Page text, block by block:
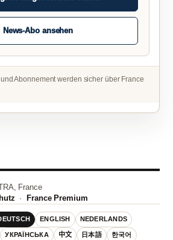
News-Abo ansehen
Abonnement werden sicher über France
France
·France Premium
ENGLISH NEDERLANDS
УКРАЇНСЬКА 中文 日本語 한국어